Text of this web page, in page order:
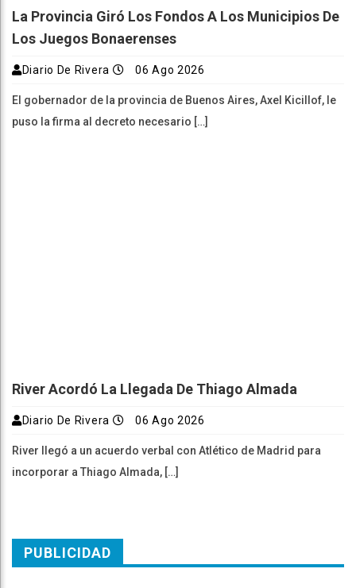
La Provincia Giró Los Fondos A Los Municipios De
Los Juegos Bonaerenses
Diario De Rivera 06 Ago 2026
El gobernador de la provincia de Buenos Aires, Axel Kicillof, le
puso la firma al decreto necesario […]
River Acordó La Llegada De Thiago Almada
Diario De Rivera 06 Ago 2026
River llegó a un acuerdo verbal con Atlético de Madrid para
incorporar a Thiago Almada, […]
PUBLICIDAD